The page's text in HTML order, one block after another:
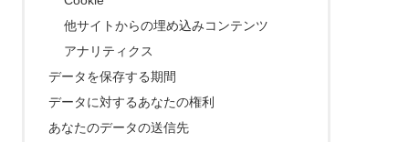
他サイトからの埋め込みコンテンツ
アナリティクス
データを保存する期間
データに対するあなたの権利
あなたのデータの送信先